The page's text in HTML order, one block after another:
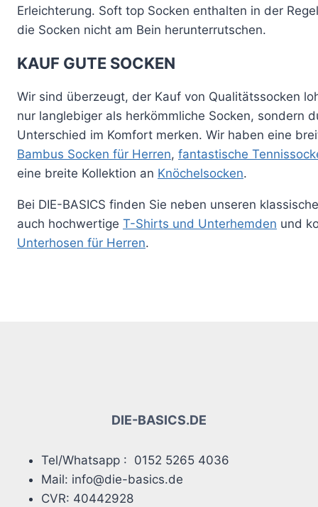
Erleichterung. Soft top Socken enthalten in der
die Socken nicht am Bein herunterrutschen.
KAUF GUTE SOCKEN
Wir sind überzeugt, der Kauf von Qualitätssocken
nur langlebiger als herkömmliche Socken, sondern
Unterschied im Komfort merken. Wir haben eine
Bambus Socken für Herren, fantastische
eine breite Kollektion an Knöchelsocken.
Bei DIE-BASICS finden Sie neben unseren
auch hochwertige T-Shirts und Unterhemden und
Unterhosen für Herren.
DIE-BASICS.DE
Tel/Whatsapp : 0152 5265 4036
Mail: info@die-basics.de
CVR: 40442928